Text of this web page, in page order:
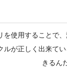
を使用することで
ルが正しく出来て
きるん